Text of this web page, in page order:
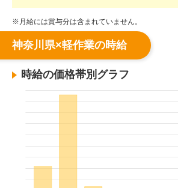
※月給には賞与分は含まれていません。
神奈川県×軽作業の時給
時給の価格帯別グラフ